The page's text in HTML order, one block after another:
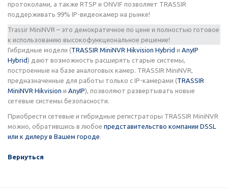
протоколами, а также RTSP и ONVIF позволяет TRASSIR
поддерживать 99% IP-видеокамер на рынке!
Trassir MiniNVR – это демократичное по цене и полностью готовое
к использованию высокофункциональное решение!
Гибридные модели (TRASSIR MiniNVR Hikvision Hybrid и AnyIP
Hybrid) дают возможность расширять старые системы,
построенные на базе аналоговых камер. TRASSIR MiniNVR,
предназначенные для работы только с IP-камерами (TRASSIR
MiniNVR Hikvision и AnyIP), позволяют развертывать новые
сетевые системы безопасности.
Приобрести сетевые и гибридные регистраторы TRASSIR MiniNVR
можно, обратившись в любое представительство компании DSSL
или к дилеру в Вашем городе.
Вернуться